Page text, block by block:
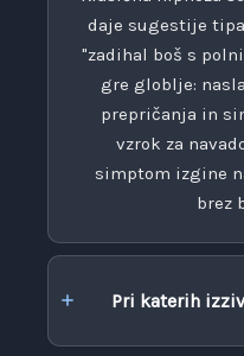
daje sugestije
"zadihal boš s
gre globlje:
prepričanja in
vzrok za
simptom izgine
brez
Pri katerih